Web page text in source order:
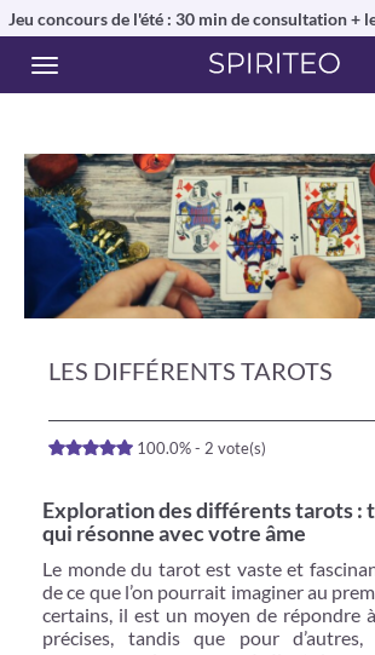
Jeu concours de l'été : 30 min de consultation +
LES DIFFÉRENTS TAROTS
100.0% - 2 vote(s)
Exploration des différents tarots :
qui résonne avec votre âme
Le monde du tarot est vaste et
de ce que l’on pourrait imaginer au
certains, il est un moyen de répondre
précises, tandis que pour